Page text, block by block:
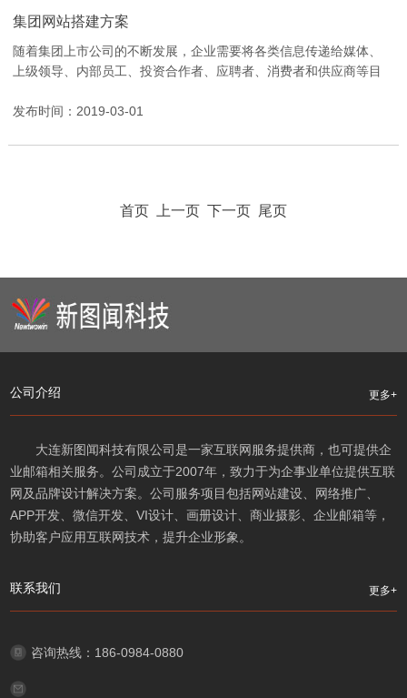
集团网站搭建方案
随着集团上市公司的不断发展，企业需要将各类信息传递给媒体、
上级领导、内部员工、投资合作者、应聘者、消费者和供应商等目
发布时间：2019-03-01
首页 上一页 下一页 尾页
公司介绍 更多+
大连新图闻科技有限公司是一家互联网服务提供商，也可提供企
业邮箱相关服务。公司成立于2007年，致力于为企事业单位提供互联
网及品牌设计解决方案。公司服务项目包括网站建设、网络推广、
APP开发、微信开发、VI设计、画册设计、商业摄影、企业邮箱等，
协助客户应用互联网技术，提升企业形象。
联系我们 更多+
咨询热线：186-0984-0880